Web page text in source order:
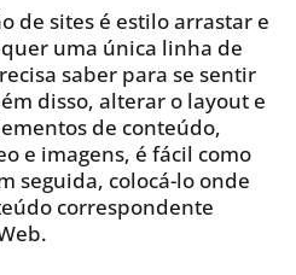
de sites é estilo arrastar e
uma única linha de
saber para se sentir
disso, alterar o layout e
de conteúdo,
e imagens, é fácil como
seguida, colocá-lo onde
correspondente